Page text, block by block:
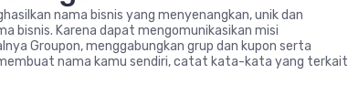
nama bisnis yang menyenangkan, unik dan
Karena dapat mengomunikasikan misi
Groupon, menggabungkan grup dan kupon serta
nama kamu sendiri, catat kata-kata yang terkait